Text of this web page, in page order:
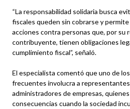
“La responsabilidad solidaria busca
fiscales queden sin cobrarse y
acciones contra personas que, por su
contribuyente, tienen obligaciones
cumplimiento fiscal”, señaló.
El especialista comentó que uno de
frecuentes involucra a
administradores de empresas,
consecuencias cuando la sociedad